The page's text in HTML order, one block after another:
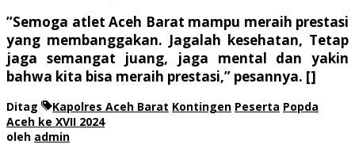
”Semoga atlet Aceh Barat mampu meraih prestasi
yang membanggakan. Jagalah kesehatan, Tetap
jaga semangat juang, jaga mental dan yakin
bahwa kita bisa meraih prestasi,” pesannya. []
Ditag Kapolres Aceh Barat Kontingen Peserta Popda
Aceh ke XVII 2024
oleh admin